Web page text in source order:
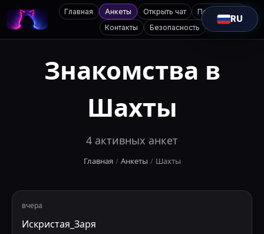
Главная Анкеты Открыть чат
Поддержка
Контакты
Безопасность
RU
Знакомства в
Шахты
4 активных анкет
Главная / Анкеты / Шахты
вчера
Искристая_Заря